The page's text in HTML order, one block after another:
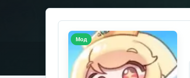
Мод